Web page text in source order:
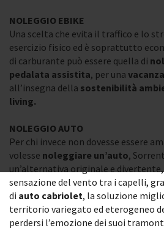
NOLEGGIO EBIKE
Una scelta che evita il traffico e lo
esercizio fisico ed è soprattutto
di carburante può essere quella di
pedalata assistita, per una
all’insegna della sostenibilità
living.
NOLEGGIO AUTO
Per chi invece non dovesse essere
volesse noleggiare un’auto,
un’alternativa originale e
sensazione del vento tra i capelli,
di auto cabriolet, la soluzione
territorio variegato ed eterogeneo
perdersi l’emozione dei suoi